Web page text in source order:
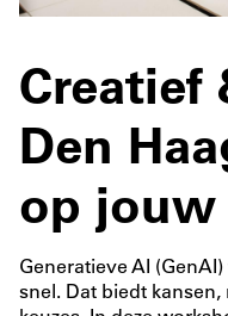
Creatief
Den
op jouw
Generatieve AI
snel. Dat biedt